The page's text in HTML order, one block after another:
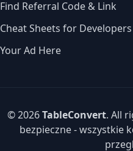
Find Referral Code & Link
Cheat Sheets for Developers
Your Ad Here
© 2026TableConvert. All
bezpieczne - wszystkie